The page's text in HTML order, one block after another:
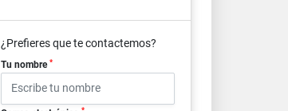
¿Prefieres que te contactemos?
Tu nombre *